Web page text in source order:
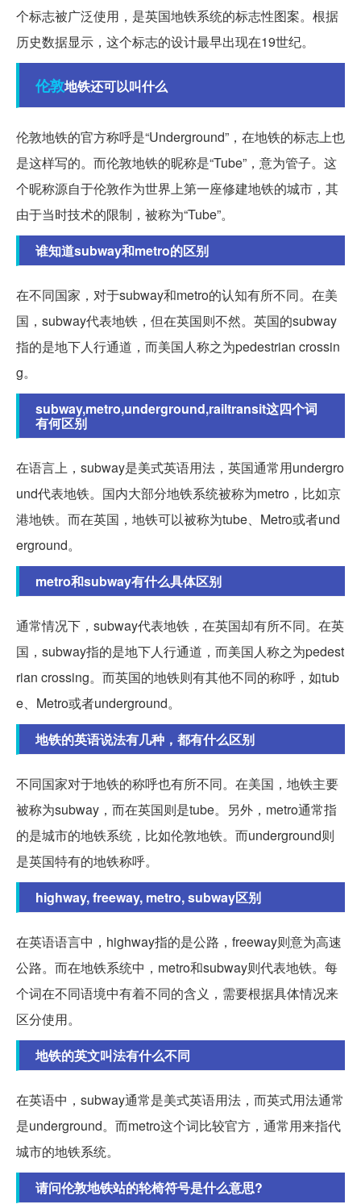
个标志被广泛使用，是英国地铁系统的标志性图案。根据
历史数据显示，这个标志的设计最早出现在19世纪。
伦敦地铁还可以叫什么
伦敦地铁的官方称呼是“Underground”，在地铁的标志上也
是这样写的。而伦敦地铁的昵称是“Tube”，意为管子。这
个昵称源自于伦敦作为世界上第一座修建地铁的城市，其
由于当时技术的限制，被称为“Tube”。
谁知道subway和metro的区别
在不同国家，对于subway和metro的认知有所不同。在美
国，subway代表地铁，但在英国则不然。英国的subway
指的是地下人行通道，而美国人称之为pedestrian crossin
g。
subway,metro,underground,railtransit这四个词
有何区别
在语言上，subway是美式英语用法，英国通常用undergro
und代表地铁。国内大部分地铁系统被称为metro，比如京
港地铁。而在英国，地铁可以被称为tube、Metro或者und
erground。
metro和subway有什么具体区别
通常情况下，subway代表地铁，在英国却有所不同。在英
国，subway指的是地下人行通道，而美国人称之为pedest
rian crossing。而英国的地铁则有其他不同的称呼，如tub
e、Metro或者underground。
地铁的英语说法有几种，都有什么区别
不同国家对于地铁的称呼也有所不同。在美国，地铁主要
被称为subway，而在英国则是tube。另外，metro通常指
的是城市的地铁系统，比如伦敦地铁。而underground则
是英国特有的地铁称呼。
highway, freeway, metro, subway区别
在英语语言中，highway指的是公路，freeway则意为高速
公路。而在地铁系统中，metro和subway则代表地铁。每
个词在不同语境中有着不同的含义，需要根据具体情况来
区分使用。
地铁的英文叫法有什么不同
在英语中，subway通常是美式英语用法，而英式用法通常
是underground。而metro这个词比较官方，通常用来指代
城市的地铁系统。
请问伦敦地铁站的轮椅符号是什么意思?